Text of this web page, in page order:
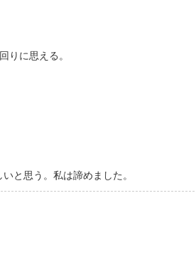
りに思える。
と思う。私は諦めました。